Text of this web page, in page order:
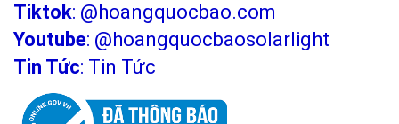
Tiktok: @hoangquocbao.com
Youtube: @hoangquocbaosolarlight
Tin Tức: Tin Tức